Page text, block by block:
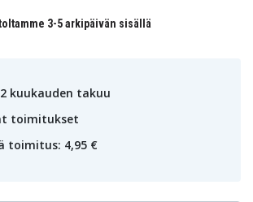
3-5 arkipäivän sisällä
kuukauden takuu
toimitukset
toimitus: 4,95 €